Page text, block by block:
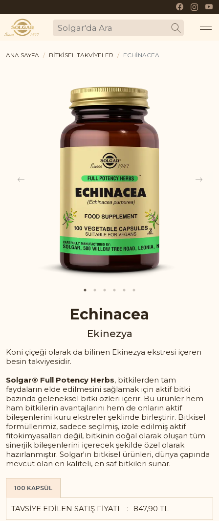
SOLGAR'DA
ANA SAYFA BITKISEL TAKVIYELER ECHINACEA
Echinacea
Ekinezya
Koni çiçeği olarak da bilinen Ekinezya ekstresi içeren
besin takviyesidir.
Solgar® Full Potency Herbs, bitkilerden tam
faydaların elde edilmesini sağlamak için aktif bitki
bazında geleneksel bitki özleri içerir. Bu ürünler hem
ham bitkilerin avantajlarını hem de onların aktif
bileşenlerini kuru ekstreler şeklinde birleştirir. Bitkisel
formüllerimiz, sadece seçilmiş, izole edilmiş aktif
fitokimyasalları değil, bitkinin doğal olarak oluşan tüm
sinerjik bileşenlerini içerecek şekilde özel olarak
hazırlanmıştır. Solgar'ın bitkisel ürünleri, dünya çapında
mevcut olan en kaliteli, en saf bitkileri sunar.
100 KAPSÜL
TAVSIYE EDILEN SATIŞ FIYATI 847,90 TL